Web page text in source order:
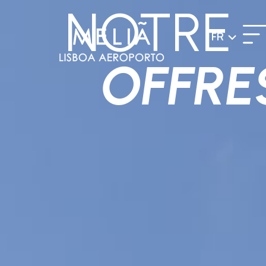
FR
NOTRE